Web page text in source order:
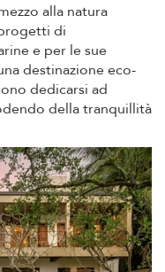
alla natura
di
e per le sue
destinazione eco-
dedicarsi ad
della tranquillità